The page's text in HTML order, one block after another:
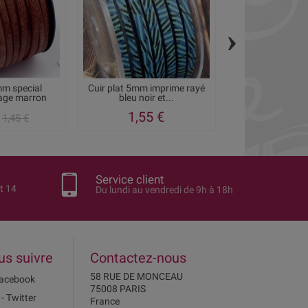
special
marron
1,45 €
Cuir plat 5mm imprime rayé
bleu noir et...
1,55 €
›
14
Service client
Du lundi au vendredi de 9h à 18h
suivre
- Twitter
Contactez-nous
58 RUE DE MONCEAU
75008 PARIS
France